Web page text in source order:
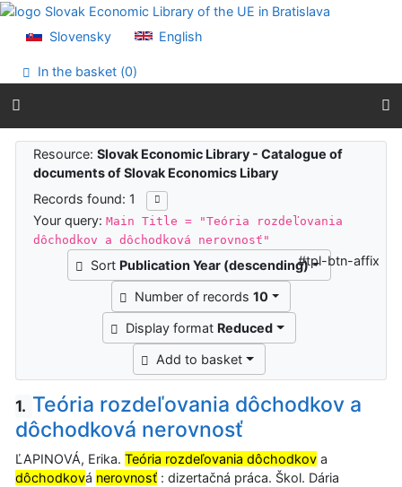
Go to content
Accessibility declaration
Slovensky English
In the basket (0)
Search results
Resource:Slovak Economic Library - Catalogue of
documents of Slovak Economics Libary
Records found: 1
Your query:Main Title = "Teória rozdeľovania
dôchodkov a dôchodková nerovnosť"
Sort Publication Year (descending)
Number of records 10
Display format Reduced
Add to basket
#tpl-btn-affix
1. Teória rozdeľovania dôchodkov a
dôchodková nerovnosť
ĽAPINOVÁ, Erika. Teória rozdeľovania dôchodkov a
dôchodková nerovnosť : dizertačná práca. Škol. Dária